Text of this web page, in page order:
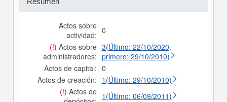
Actos sobre
actividad: 0
(!) Actos sobre
administradores:
3(Último: 22/10/2020,
primero: 29/10/2010)
Actos de capital: 0
Actos de creación: 1(Último: 29/10/2010)
(!) Actos de 1(Último: 06/09/2011)